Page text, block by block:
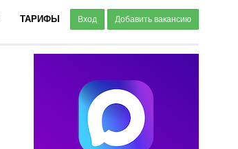
ТАРИФЫ Вход Добавить вакансию